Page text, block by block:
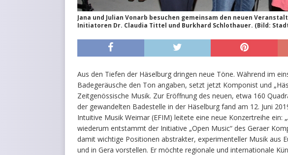
Jana und Julian Vonarb besuchen gemeinsam den neuen
Initiatoren Dr. Claudia Tittel und Burkhard Schlothauer. (Bild:
Aus den Tiefen der Häselburg dringen neue Töne. Während im
Badegeräusche den Ton angaben, setzt jetzt Komponist und
Zeitgenössische Musik. Zur Eröffnung des neuen, etwa 160
der gewandelten Badestelle in der Häselburg fand am 12. Juni
Intuitive Musik Weimar (EFIM) leitete eine neue Konzertreihe ein:
wiederum entstammt der Initiative „Open Music“ des Geraer
damit wichtige Positionen abstrakter, experimenteller Musik aus
und in Gera vorstellen. Er möchte regionale und internationale